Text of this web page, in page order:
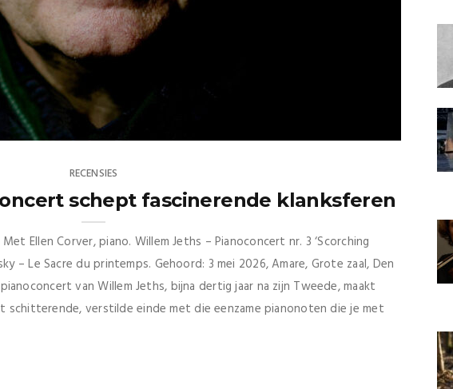
RECENSIES
schept fascinerende klanksferen
Ellen Corver, piano. Willem Jeths – Pianoconcert nr. 3 ‘Scorching
– Le Sacre du printemps. Gehoord: 3 mei 2026, Amare, Grote zaal, Den
van Willem Jeths, bijna dertig jaar na zijn Tweede, maakt
schitterende, verstilde einde met die eenzame pianonoten die je met